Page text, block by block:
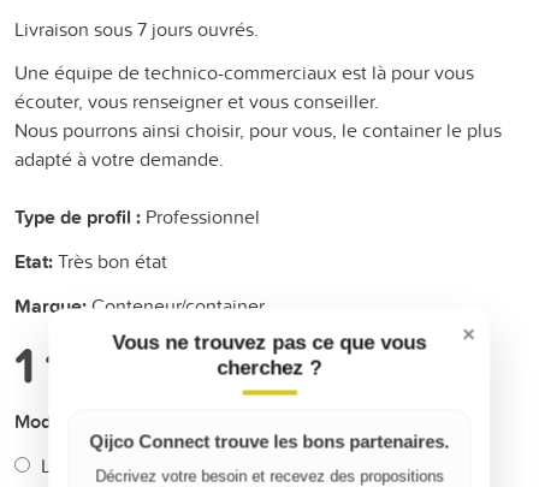
Livraison sous 7 jours ouvrés.
Une équipe de technico-commerciaux est là pour vous
écouter, vous renseigner et vous conseiller.
Nous pourrons ainsi choisir, pour vous, le container le plus
adapté à votre demande.
Type de profil : Professionnel
Etat:Très bon état
Marque:Conteneur/container
1 100 €
Mode de livraison
Livraison (+
×
Vous ne trouvez pas ce que vous
cherchez ?
Qijco Connect trouve les bons partenaires.
Décrivez votre besoin et recevez des propositions